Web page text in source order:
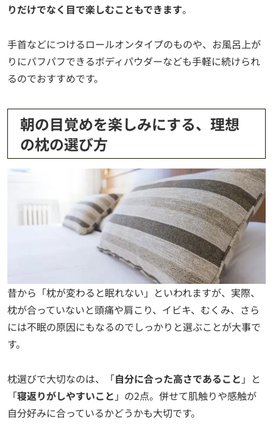
りだけでなく目で楽しむこともできます。
手首などにつけるロールオンタイプのものや、お風呂上が
りにパフパフできるボディパウダーなども手軽に続けられ
るのでおすすめです。
朝の目覚めを楽しみにする、理想
の枕の選び方
昔から「枕が変わると眠れない」といわれますが、実際、
枕が合っていないと頭痛や肩こり、イビキ、むくみ、さら
には不眠の原因にもなるのでしっかりと選ぶことが大事で
す。
枕選びで大切なのは、「自分に合った高さであること 」と
「寝返りがしやすいこと 」の2点。併せて肌触りや感触が
自分好みに合っているかどうかも大切です。